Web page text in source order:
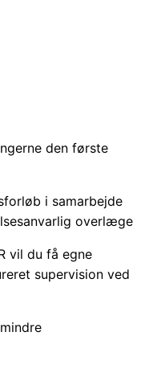
den første
i samarbejde
overlæge
vil du få egne
supervision ved